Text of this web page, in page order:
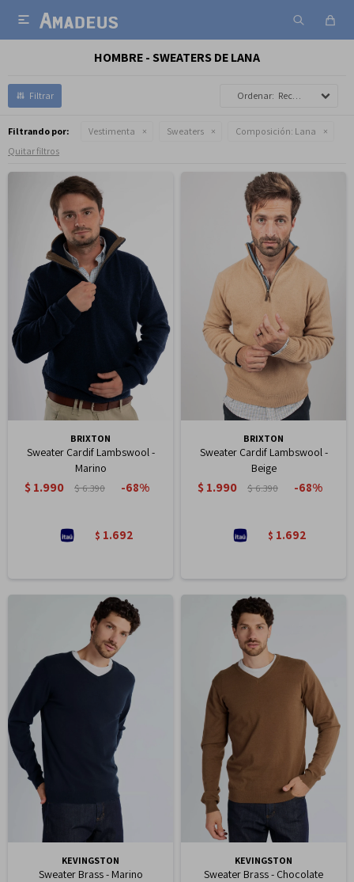

HOMBRE - SWEATERS DE LANA
Recomendados
Filtrando por: Vestimenta Sweaters Composición: Lana
Quitar filtros
BRIXTON
Sweater Cardif Lambswool -
Marino
$ 1.990 $6.390 68
$ 1.692
BRIXTON
Sweater Cardif Lambswool -
Beige
$ 1.990 $6.390 68
$ 1.692
KEVINGSTON
Sweater Brass - Marino
KEVINGSTON
Sweater Brass - Chocolate